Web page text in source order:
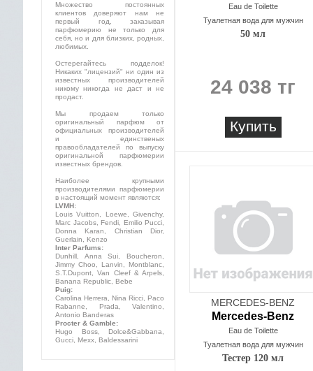
Eau de Toilette
Туалетная вода для мужчин
50 мл
24 038 тг
Купить
MERCEDES-BENZ
Mercedes-Benz
Eau de Toilette
Туалетная вода для мужчин
Тестер 120 мл
Множество постоянных
клиентов доверяют нам не
первый год, заказывая
парфюмерию не только для
себя, но и для близких, родных,
любимых.
Остерегайтесь подделок!
Никаких "лицензий" ни один из
известных производителей
никому никогда не даст и не
продаст.
Мы продаем только
оригинальный парфюм от
официальных производителей
и единственых
правообладателей по выпуску
оригинальной парфюмерии
известных брендов.
Наиболее крупными
производителями парфюмерии
в настоящий момент являются:
LVMH:
Louis Vuitton, Loewe, Givenchy,
Marc Jacobs, Fendi, Emilio Pucci,
Donna Karan, Christian Dior,
Guerlain, Kenzo
Inter Parfums:
Dunhill, Anna Sui, Boucheron,
Jimmy Choo, Lanvin, Montblanc,
S.T.Dupont, Van Cleef & Arpels,
Banana Republic, Bebe
Puig:
Carolina Herrera, Nina Ricci, Paco
Rabanne, Prada, Valentino,
Antonio Banderas
Procter & Gamble:
Hugo Boss, Dolce&Gabbana,
Gucci, Mexx, Baldessarini